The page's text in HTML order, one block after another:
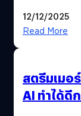
12/12/2025
Read More
สตรีมเมอ
AI ทำได้ดี